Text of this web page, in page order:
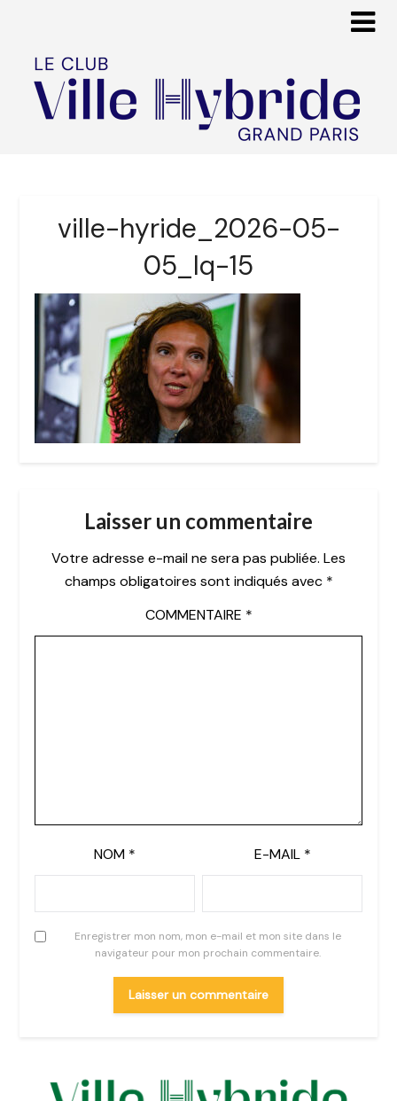
ville-hyride_2026-05-
05_lq-15
Laisser un commentaire
Votre adresse e-mail ne sera pas publiée. Les
champs obligatoires sont indiqués avec *
COMMENTAIRE *
NOM * E-MAIL *
Enregistrer mon nom, mon e-mail et mon site dans le
navigateur pour mon prochain commentaire.